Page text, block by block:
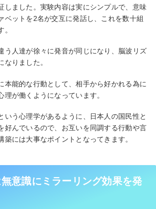
しました。実験内容は実にシンプルで、意味
ベットを2名が交互に発話し、これを数十組
う人達が徐々に発音が同じになり、脳波リズ
なりました。
本能的な行動として、相手から好かれる為に
理が働くようになっています。
いう心理学があるように、日本人の国民性と
好んでいるので、お互いを同調する行動や言
築には大事なポイントとなってきます。
意識にミラーリング効果を発